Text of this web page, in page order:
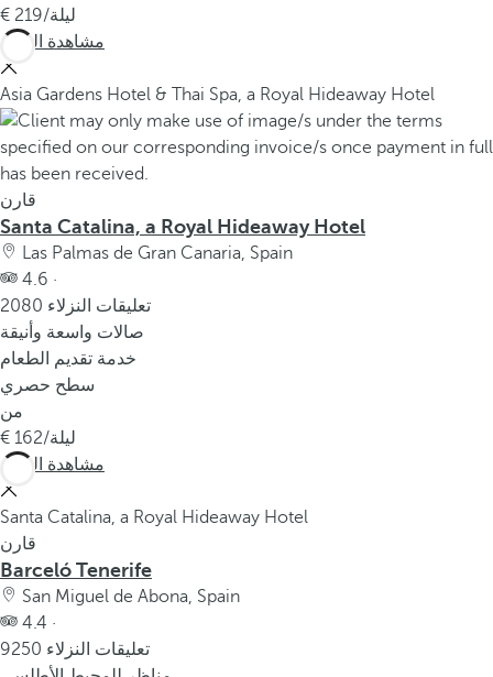
219 /ليلة
مشاهدة المزيد
Asia Gardens Hotel & Thai Spa, a Royal Hideaway Hotel
قارن
Santa Catalina, a Royal Hideaway Hotel
Las Palmas de Gran Canaria, Spain
4.6 ·
2080 تعليقات النزلاء
صالات واسعة وأنيقة
خدمة تقديم الطعام
سطح حصري
من
162 /ليلة
مشاهدة المزيد
Santa Catalina, a Royal Hideaway Hotel
قارن
Barceló Tenerife
San Miguel de Abona, Spain
4.4 ·
9250 تعليقات النزلاء